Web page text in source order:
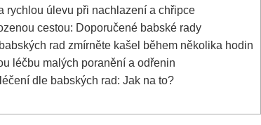
rychlou úlevu při nachlazení​ a chřipce
cestou: Doporučené babské rady
rad zmírněte ‌kašel během několika ‌hodin
léčbu malých poranění a odřenin
dle babských rad: Jak na to?